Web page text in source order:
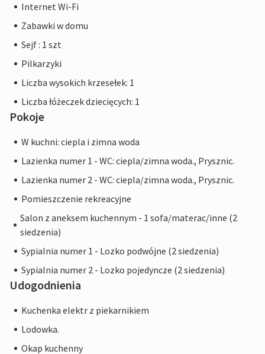
Internet Wi-Fi
Zabawki w domu
Sejf : 1 szt
Pilkarzyki
Liczba wysokich krzesełek: 1
Liczba łóżeczek dziecięcych: 1
Pokoje
W kuchni: ciepla i zimna woda
Lazienka numer 1 - WC: ciepla/zimna woda., Prysznic.
Lazienka numer 2 - WC: ciepla/zimna woda., Prysznic.
Pomieszczenie rekreacyjne
Salon z aneksem kuchennym - 1 sofa/materac/inne (2
siedzenia)
Sypialnia numer 1 - Lozko podwójne (2 siedzenia)
Sypialnia numer 2 - Lozko pojedyncze (2 siedzenia)
Udogodnienia
Kuchenka elektr z piekarnikiem
Lodowka.
Okap kuchenny